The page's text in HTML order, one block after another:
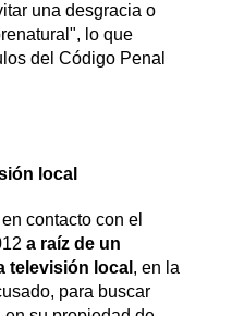
una desgracia o
lo que
del Código Penal
local
contacto con el
a raíz de un
televisión local , en la
para buscar